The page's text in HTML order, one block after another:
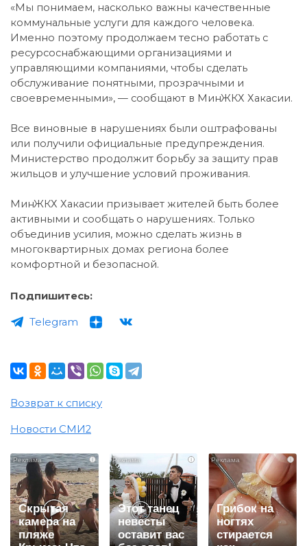
«Мы понимаем, насколько важны качественные
коммунальные услуги для каждого человека.
Именно поэтому продолжаем тесно работать с
ресурсоснабжающими организациями и
управляющими компаниями, чтобы сделать
обслуживание понятными, прозрачными и
своевременными», — сообщают в МинЖКХ Хакасии.
Все виновные в нарушениях были оштрафованы
или получили официальные предупреждения.
Министерство продолжит борьбу за защиту прав
жильцов и улучшение условий проживания.
МинЖКХ Хакасии призывает жителей быть более
активными и сообщать о нарушениях. Только
объединив усилия, можно сделать жизнь в
многоквартирных домах региона более
комфортной и безопасной.
Подпишитесь:
Telegram
Возврат к списку
Новости СМИ2
i
Скрытая
камера на
пляже
i
Этот танец
невесты
оставит вас
i
Грибок на
ногтях
стирается